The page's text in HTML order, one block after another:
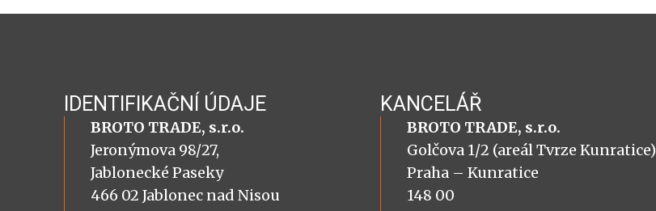
IDENTIFIKAČNÍ ÚDAJE
BROTO TRADE, s.r.o.
Jeronýmova 98/27,
Jablonecké Paseky
466 02 Jablonec nad Nisou
KANCELÁŘ
BROTO TRADE, s.r.o.
Golčova 1/2 (areál Tvrze Kunratice)
Praha – Kunratice
148 00